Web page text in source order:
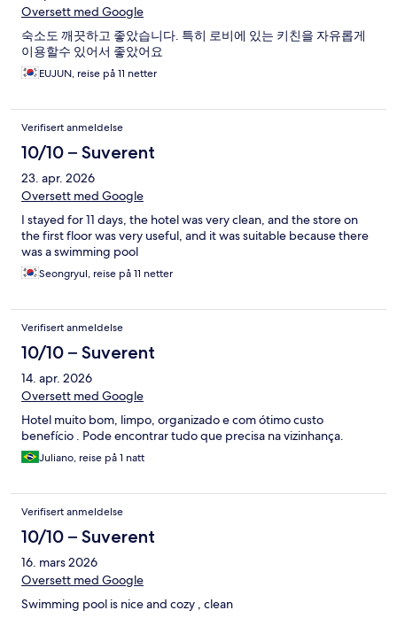
Oversett med Google
숙소도 깨끗하고 좋았습니다. 특히 로비에 있는 키친을 자유롭게
이용할수 있어서 좋았어요
EUJUN, reise på 11 netter
Verifisert anmeldelse
10/10 – Suverent
23. apr. 2026
Oversett med Google
I stayed for 11 days, the hotel was very clean, and the store on
the first floor was very useful, and it was suitable because there
was a swimming pool
Seongryul, reise på 11 netter
Verifisert anmeldelse
10/10 – Suverent
14. apr. 2026
Oversett med Google
Hotel muito bom, limpo, organizado e com ótimo custo
benefício . Pode encontrar tudo que precisa na vizinhança.
Juliano, reise på 1 natt
Verifisert anmeldelse
10/10 – Suverent
16. mars 2026
Oversett med Google
Swimming pool is nice and cozy , clean